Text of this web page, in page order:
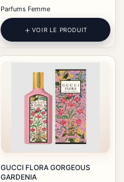
Parfums Femme
VOIR LE PRODUIT
GUCCI FLORA GORGEOUS
GARDENIA